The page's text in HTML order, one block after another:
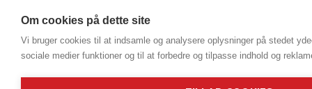
Om cookies på dette site
Vi bruger cookies til at indsamle og analysere oplysninger på stedet
sociale medier funktioner og til at forbedre og tilpasse indhold og